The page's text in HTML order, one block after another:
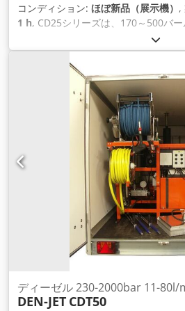
コンディション: ほぼ新品（展示機） ,
1 h, CD25シリーズは、170～500バ
のコンパクトな高圧洗浄機です。ポ
タ製 ディーゼルエンジンを搭載して
は、耐久性と耐腐食性に優れたステ
体塗装のため、非常に 美 しい外観と
サイズは1200mm×800mmと非常に
よく知られているEUROパレット と
は4つの大きなゴム足でしっかりと支
この高圧機には、フォークリフト用
ティングアイが装備されています。
も楽です。似ているようで似ていな
m elmann、Kamat、Kärcher、
ど。 モデルがあります。 ----- モデル
170bar 42Lpm CD25-250 250bar
23Lpm CD25-400 400bar 21Lpm
一般的な仕様です。 ----- マックス。
動エンジン：クボタディーゼル3気
力：18.6kW 駆動モーター速度：
Aqehgbfhjqskr タンク：28L マック
ラウドネス（7m）：80 dBa 寸法・
ディーゼル 230-2000bar 11-80l/
DEN-JET CDT50